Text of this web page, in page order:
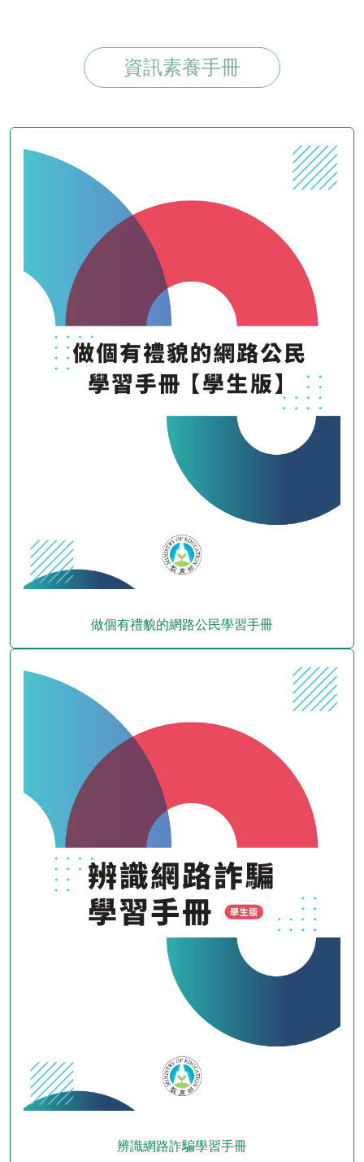
資訊素養手冊
做個有禮貌的網路公民學習手冊
辨識網路詐騙學習手冊